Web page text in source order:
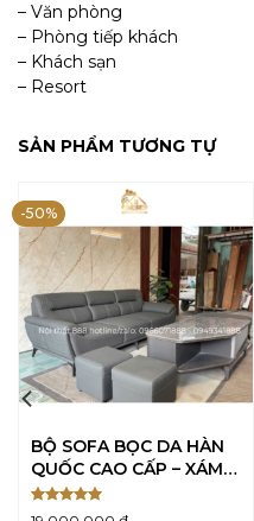
– Văn phòng
– Phòng tiếp khách
– Khách sạn
– Resort
SẢN PHẨM TƯƠNG TỰ
-50%
BỘ SOFA BỌC DA HÀN
QUỐC CAO CẤP – XÁM
GHI
Được xếp